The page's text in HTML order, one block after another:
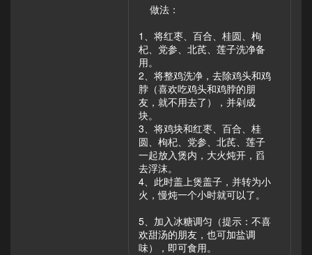
做法：
1、将红枣、百合、桂圆、枸
杞、党参、北芪、莲子洗净备
用。
2、将整鸡洗净，去除鸡头和鸡
脖（喜欢吃鸡头和鸡脖的朋
友，就不用去了），并剁成
块。
3、将鸡块和红枣、百合、桂
圆、枸杞、党参、北芪、莲子
一起放入煲内，大火炖开，舀
去浮沫。
4、此时盖上煲盖子，并转为小
火，慢炖一个小时就可以了。
5、加入冰糖调匀（提示：不喜
欢甜汤的朋友，也可加盐调
味），即可食用。